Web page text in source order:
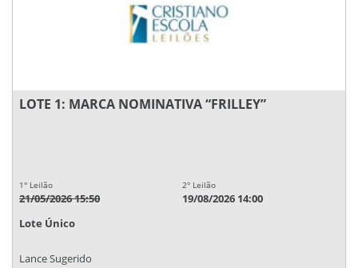
LOTE 1: MARCA NOMINATIVA “FRILLEY”
1° Leilão
21/05/2026 15:50
2° Leilão
19/08/2026 14:00
Lote Único
Lance Sugerido